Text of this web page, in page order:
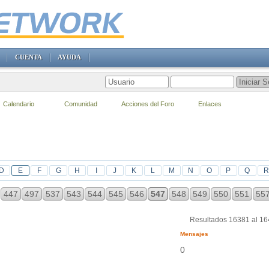
D E F G H J K L M N O P Q R
447 497 537 543 544 545 546 547 548 549 550 551 557
Resultados 16381 al
Mensajes
0
CUENTA AYUDA
Calendario Comunidad Acciones del Foro Enlaces